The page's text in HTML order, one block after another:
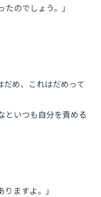
のでしょう。」
だめ、これはだめって
といつも自分を責める
ますよ。」